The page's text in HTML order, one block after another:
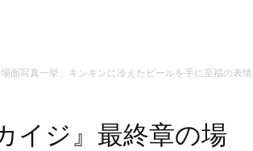
面写真一挙、キンキンに冷えたビールを手に至福の表情
イジ』最終章の場